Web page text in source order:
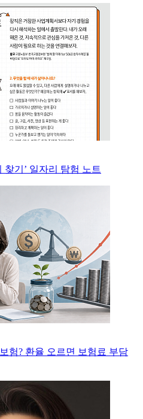
찾기’ 일자리 탐험 노트
험? 환율 오르면 보험료 부담